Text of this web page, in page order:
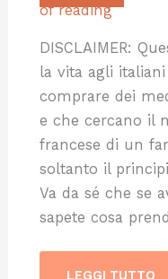
of reading
DISCLAIMER:
la vita agli
comprare dei
e che cercano il
francese di un
soltanto il
Va da sé che se
sapete cosa
LEGGI TUTTO